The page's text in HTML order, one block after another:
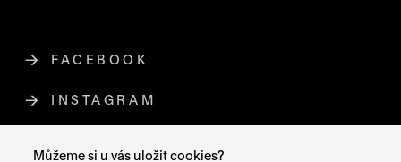
Můžeme si u vás uložit cookies?
FACEBOOKODKAZ SE OTEVŘE NA NOVÉ
INSTAGRAMODKAZ SE OTEVŘE NA NOVÉ